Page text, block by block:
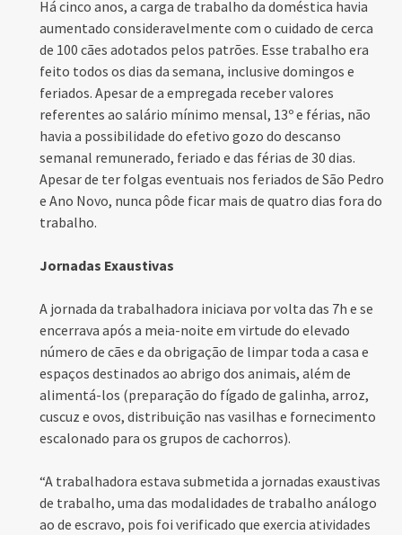
Há cinco anos, a carga de trabalho da doméstica havia
aumentado consideravelmente com o cuidado de cerca
de 100 cães adotados pelos patrões. Esse trabalho era
feito todos os dias da semana, inclusive domingos e
feriados. Apesar de a empregada receber valores
referentes ao salário mínimo mensal, 13º e férias, não
havia a possibilidade do efetivo gozo do descanso
semanal remunerado, feriado e das férias de 30 dias.
Apesar de ter folgas eventuais nos feriados de São Pedro
e Ano Novo, nunca pôde ficar mais de quatro dias fora do
trabalho.
Jornadas Exaustivas
A jornada da trabalhadora iniciava por volta das 7h e se
encerrava após a meia-noite em virtude do elevado
número de cães e da obrigação de limpar toda a casa e
espaços destinados ao abrigo dos animais, além de
alimentá-los (preparação do fígado de galinha, arroz,
cuscuz e ovos, distribuição nas vasilhas e fornecimento
escalonado para os grupos de cachorros).
“A trabalhadora estava submetida a jornadas exaustivas
de trabalho, uma das modalidades de trabalho análogo
ao de escravo, pois foi verificado que exercia atividades